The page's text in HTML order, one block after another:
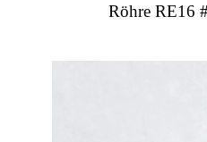
Röhre RE16